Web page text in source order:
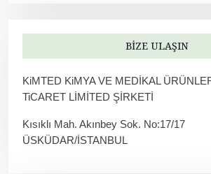
BIZE ULAŞIN
KiMTED KiMYA VE MEDİKAL
TiCARET LİMİTED ŞİRKETİ
Kısıklı Mah. Akınbey Sok. No:17/17
ÜSKÜDAR/İSTANBUL